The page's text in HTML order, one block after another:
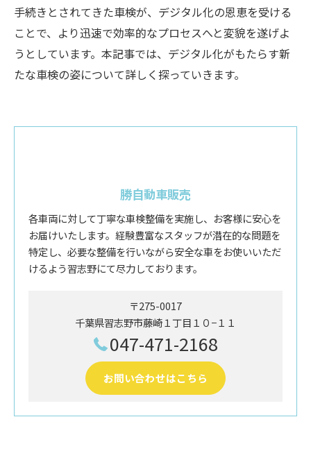
手続きとされてきた車検が、デジタル化の恩恵を受ける
ことで、より迅速で効率的なプロセスへと変貌を遂げよ
うとしています。本記事では、デジタル化がもたらす新
たな車検の姿について詳しく探っていきます。
勝自動車販売
各車両に対して丁寧な車検整備を実施し、お客様に安心を
お届けいたします。経験豊富なスタッフが潜在的な問題を
特定し、必要な整備を行いながら安全な車をお使いいただ
けるよう習志野にて尽力しております。
〒275-0017
千葉県習志野市藤崎１丁目１０−１１
047-471-2168
お問い合わせはこちら